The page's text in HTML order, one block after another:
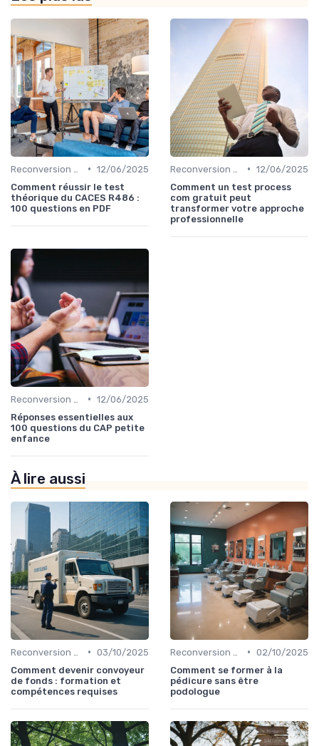
• 12/06/2025
Comment réussir le test
théorique du CACES R486 :
100 questions en PDF
• 12/06/2025
Comment un test process
com gratuit peut
transformer votre approche
professionnelle
• 12/06/2025
Réponses essentielles aux
100 questions du CAP petite
enfance
À lire aussi
• 03/10/2025
Comment devenir convoyeur
de fonds : formation et
compétences requises
• 02/10/2025
Comment se former à la
pédicure sans être
podologue